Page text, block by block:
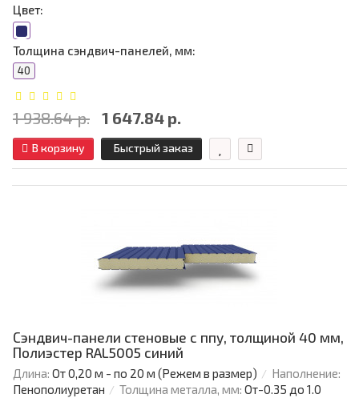
Цвет:
Толщина сэндвич-панелей, мм:
40
1 938.64 р. 1 647.84 р.
В корзину Быстрый заказ
Сэндвич-панели стеновые с ппу, толщиной 40 мм,
Полиэстер RAL5005 синий
Длина: От 0,20 м - по 20 м (Режем в размер)
Наполнение:
Пенополиуретан
Толщина металла, мм: От-0.35 до 1.0